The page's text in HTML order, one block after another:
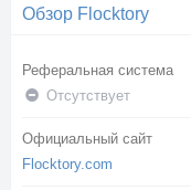
Обзор Flocktory
Реферальная система
Отсутствует
Официальный сайт
Flocktory.com